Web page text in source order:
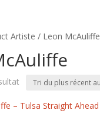
Artiste / Leon McAuliffe